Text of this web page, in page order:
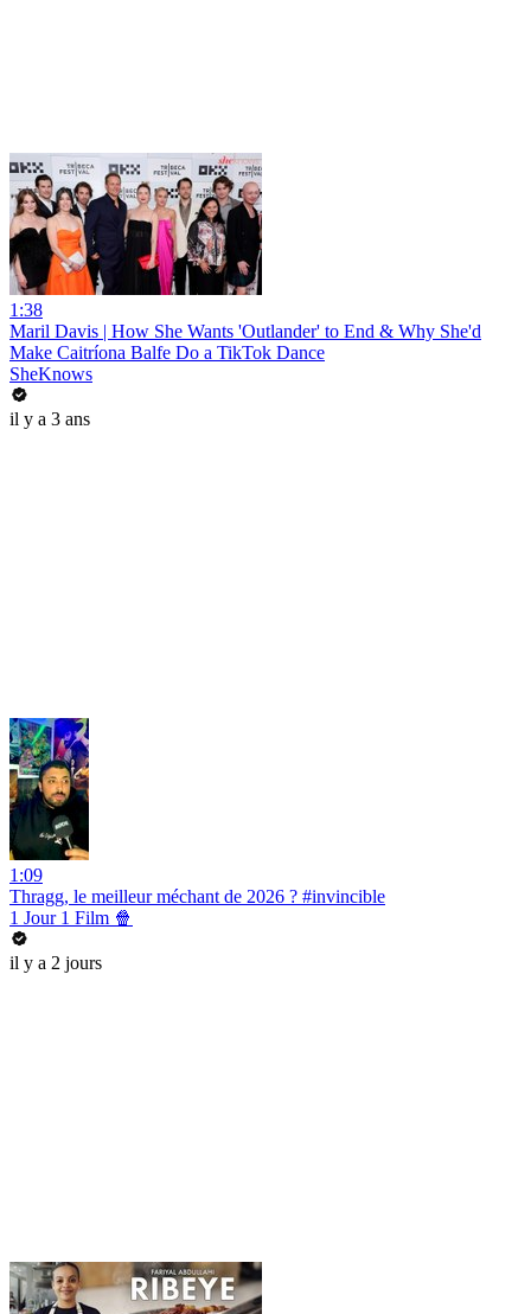
1:38
Maril Davis | How She Wants 'Outlander' to End & Why She'd
Make Caitríona Balfe Do a TikTok Dance
SheKnows
il y a 3 ans
1:09
Thragg, le meilleur méchant de 2026 ? #invincible
1 Jour 1 Film 🍿
il y a 2 jours